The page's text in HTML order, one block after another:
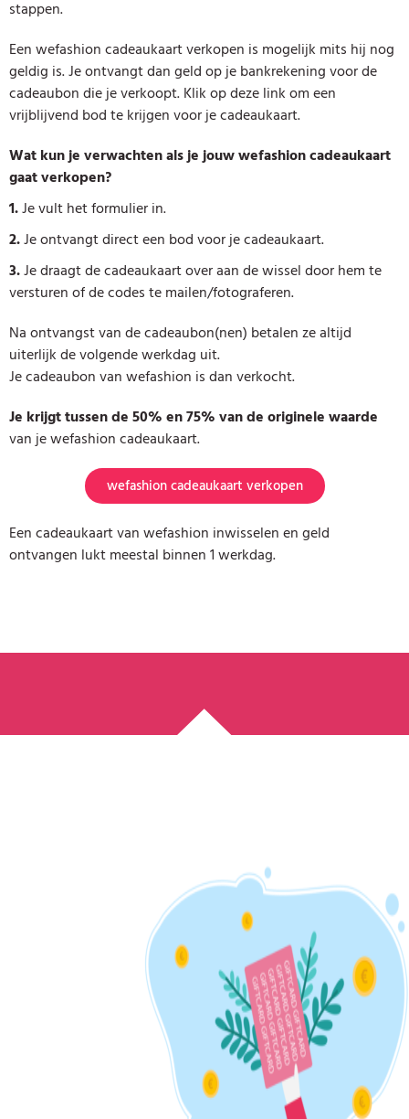
stappen.
Een wefashion cadeaukaart verkopen is mogelijk mits hij nog
geldig is. Je ontvangt dan geld op je bankrekening voor de
cadeaubon die je verkoopt. Klik op deze link om een
vrijblijvend bod te krijgen voor je cadeaukaart.
Wat kun je verwachten als je jouw wefashion cadeaukaart
gaat verkopen?
1.Je vult het formulier in.
2.Je ontvangt direct een bod voor je cadeaukaart.
3.Je draagt de cadeaukaart over aan de wissel door hem te
versturen of de codes te mailen/fotograferen.
Na ontvangst van de cadeaubon(nen) betalen ze altijd
uiterlijk de volgende werkdag uit.
Je cadeaubon van wefashion is dan verkocht.
Je krijgt tussen de 50% en 75% van de originele waarde
van je wefashion cadeaukaart.
wefashion cadeaukaart verkopen
Een cadeaukaart van wefashion inwisselen en geld
ontvangen lukt meestal binnen 1 werkdag.